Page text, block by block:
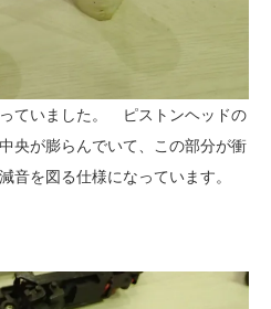
ていました。 ピストンヘッドの
央が膨らんでいて、この部分が衝
音を図る仕様になっています。